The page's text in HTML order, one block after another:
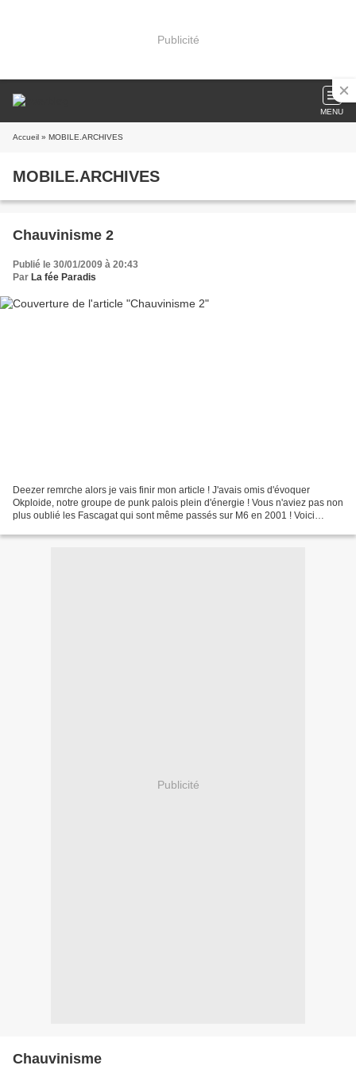
Publicité
MENU
Accueil » MOBILE.ARCHIVES
MOBILE.ARCHIVES
Chauvinisme 2
Publié le 30/01/2009 à 20:43
Par La fée Paradis
Deezer remrche alors je vais finir mon article ! J'avais omis d'évoquer
Okploide, notre groupe de punk palois plein d'énergie ! Vous n'aviez pas non
plus oublié les Fascagat qui sont même passés sur M6 en 2001 ! Voici
Publicité
Chauvinisme